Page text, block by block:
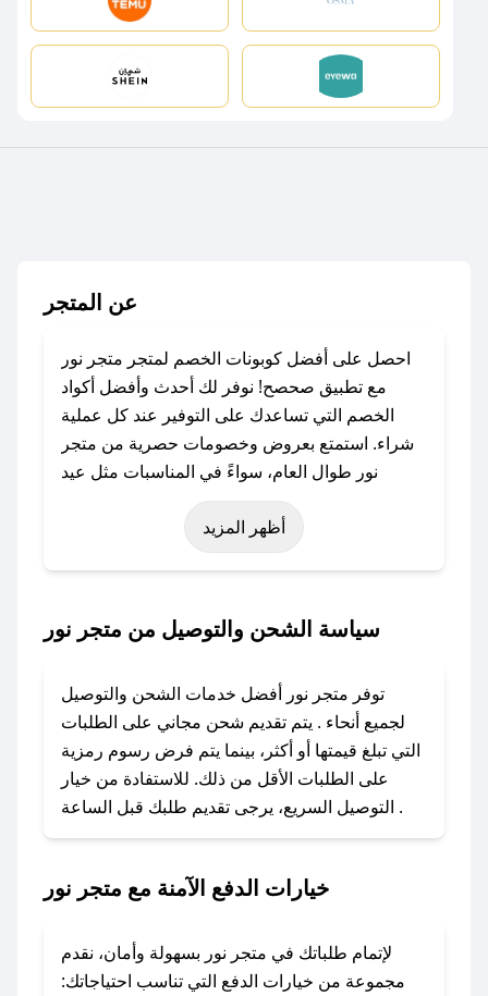
عن المتجر
احصل على أفضل كوبونات الخصم لمتجر متجر نور
مع تطبيق صحصح! نوفر لك أحدث وأفضل أكواد
الخصم التي تساعدك على التوفير عند كل عملية
شراء. استمتع بعروض وخصومات حصرية من متجر
نور طوال العام، سواءً في المناسبات مثل عيد
الفطر، عيد الأضحى، الجمعة البيضاء (شهر نوفمبر)،
رمضان، اليوم الوطني، يوم التأسيس، أو حتى عروض
باستخدام تطبيق صحصح، يمكنك العثور بسهولة على
تواصل معنا عبر تويتر أو البريد الإلكتروني لإضافته
بسرعة.
### كيفية استخدام كود خصم متجر نور؟
1. انسخ كود الخصم من تطبيق صحصح.
2. الصقه في خانة الدفع عند التسوق من متجر نور.
### ماذا أفعل إذا لم يعمل كود الخصم؟
الرسائل الخاصة على تويتر أو البريد الإلكتروني،
وسنقوم بحل المشكلة في أسرع وقت ممكن.
أظهر المزيد
سياسة الشحن والتوصيل من متجر نور
توفر متجر نور أفضل خدمات الشحن والتوصيل
لجميع أنحاء . يتم تقديم شحن مجاني على الطلبات
التي تبلغ قيمتها أو أكثر، بينما يتم فرض رسوم رمزية
على الطلبات الأقل من ذلك. للاستفادة من خيار
التوصيل السريع، يرجى تقديم طلبك قبل الساعة .
خيارات الدفع الآمنة مع متجر نور
لإتمام طلباتك في متجر نور بسهولة وأمان، نقدم
مجموعة من خيارات الدفع التي تناسب احتياجاتك: